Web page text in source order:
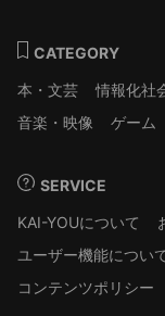
CATEGORY
本・文芸
情報化社
音楽・映像
ゲーム
SERVICE
KAI-YOUについて
ユーザー機能につい
コンテンツポリシー